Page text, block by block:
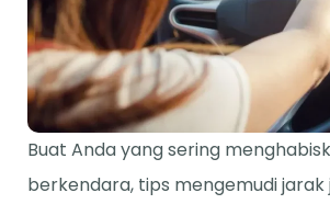
Buat Anda yang sering
berkendara, tips mengemudi jarak